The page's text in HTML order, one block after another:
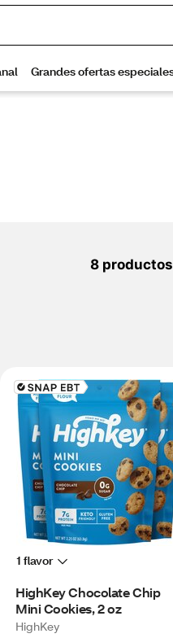
8 productos
1 flavor
HighKey Chocolate Chip
Mini Cookies, 2 oz
HighKey